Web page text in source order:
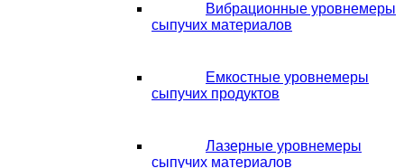
Вибрационные уровнемеры
сыпучих материалов
Емкостные уровнемеры
сыпучих продуктов
Лазерные уровнемеры
сыпучих материалов